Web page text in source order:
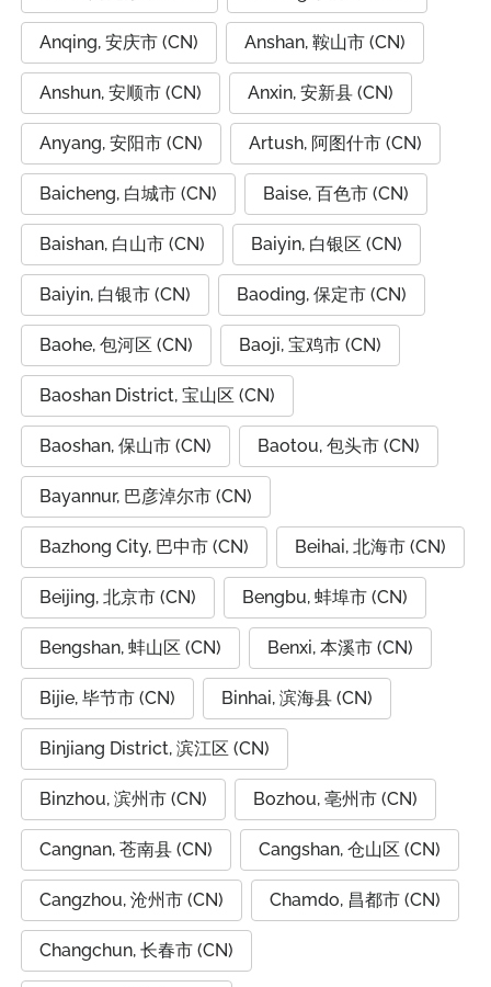
Anqing, 安庆市 (CN) Anshan, 鞍山市 (CN)
Anshun, 安顺市 (CN) Anxin, 安新县 (CN)
Anyang, 安阳市 (CN) Artush, 阿图什市 (CN)
Baicheng, 白城市 (CN) Baise, 百色市 (CN)
Baishan, 白山市 (CN) Baiyin, 白银区 (CN)
Baiyin, 白银市 (CN) Baoding, 保定市 (CN)
Baohe, 包河区 (CN) Baoji, 宝鸡市 (CN)
Baoshan District, 宝山区 (CN)
Baoshan, 保山市 (CN) Baotou, 包头市 (CN)
Bayannur, 巴彦淖尔市 (CN)
Bazhong City, 巴中市 (CN) Beihai, 北海市 (CN)
Beijing, 北京市 (CN) Bengbu, 蚌埠市 (CN)
Bengshan, 蚌山区 (CN) Benxi, 本溪市 (CN)
Bijie, 毕节市 (CN) Binhai, 滨海县 (CN)
Binjiang District, 滨江区 (CN)
Binzhou, 滨州市 (CN) Bozhou, 亳州市 (CN)
Cangnan, 苍南县 (CN) Cangshan, 仓山区 (CN)
Cangzhou, 沧州市 (CN) Chamdo, 昌都市 (CN)
Changchun, 长春市 (CN)